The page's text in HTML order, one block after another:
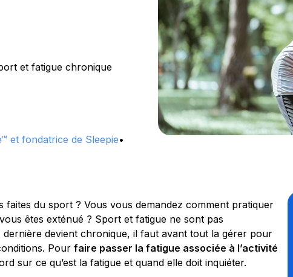
et fatigue chronique
et fondatrice de Sleepie•
faites du sport ? Vous vous demandez comment pratiquer
êtes exténué ? Sport et fatigue ne sont pas
dernière devient chronique, il faut avant tout la gérer pour
Pour faire passer la fatigue associée à l’activité
sur ce qu’est la fatigue et quand elle doit inquiéter.